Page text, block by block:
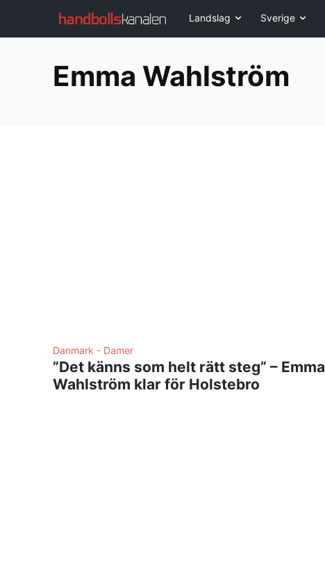
Landslag Sverige
Emma Wahlström
Danmark - Damer
”Det känns som helt rätt steg” – Emma
Wahlström klar för Holstebro